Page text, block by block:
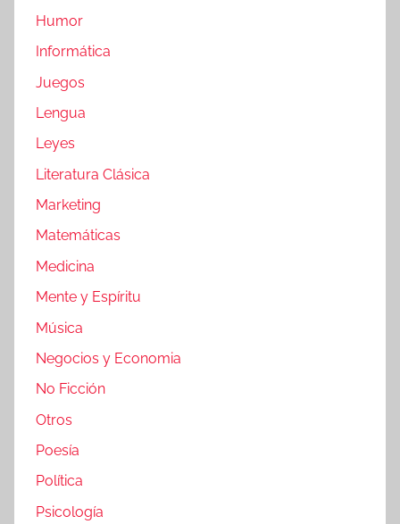
Humor
Informática
Juegos
Lengua
Leyes
Literatura Clásica
Marketing
Matemáticas
Medicina
Mente y Espíritu
Música
Negocios y Economia
No Ficción
Otros
Poesía
Política
Psicología